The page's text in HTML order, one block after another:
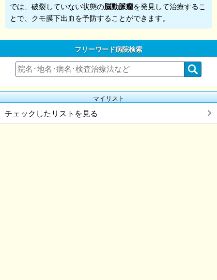
では、破裂していない状態の脳動脈瘤を発見して治療するこ
とで、クモ膜下出血を予防することができます。
フリーワード病院検索
マイリスト
チェックしたリストを見る